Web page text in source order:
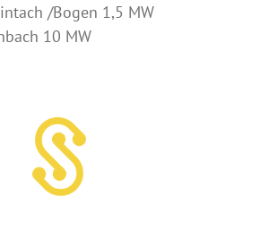
/Bogen 1,5 MW
10 MW